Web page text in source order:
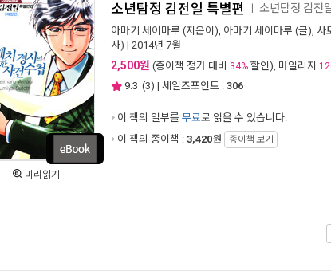
미리읽기
소년탐정 김전일 특별편 소년탐정 김전
아마기 세이마루 (지은이), 아마기 세이마루 (글), 사
사) | 2014년 7월
2,500원 (종이책 정가 대비 34% 할인), 마일리지
9.3 (3) | 세일즈포인트 : 306
이 책의 일부를 무료로 읽을 수 있습니다.
이 책의 종이책 : 3,420원 종이책 보기